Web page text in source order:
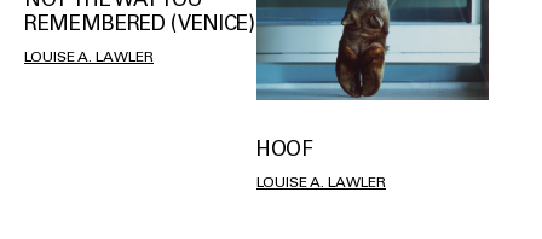
REMEMBERED (VENICE)
LOUISE A. LAWLER
HOOF
LOUISE A. LAWLER